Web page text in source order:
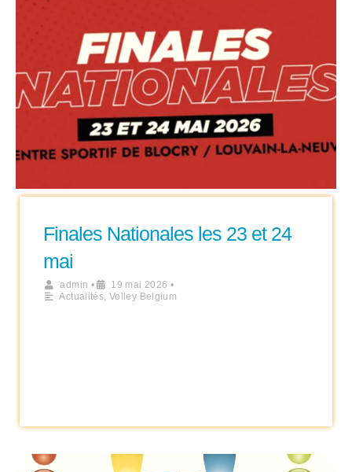
Finales Nationales les 23 et 24
mai
admin • 19 mai 2026 •
Actualités, Volley Belgium